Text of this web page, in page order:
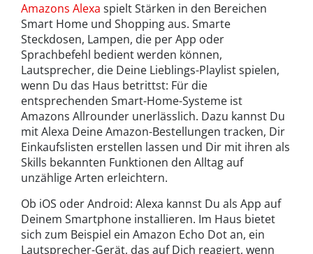
Amazons Alexa spielt Stärken in den Bereichen
Smart Home und Shopping aus. Smarte
Steckdosen, Lampen, die per App oder
Sprachbefehl bedient werden können,
Lautsprecher, die Deine Lieblings-Playlist spielen,
wenn Du das Haus betrittst: Für die
entsprechenden Smart-Home-Systeme ist
Amazons Allrounder unerlässlich. Dazu kannst Du
mit Alexa Deine Amazon-Bestellungen tracken, Dir
Einkaufslisten erstellen lassen und Dir mit ihren als
Skills bekannten Funktionen den Alltag auf
unzählige Arten erleichtern.
Ob iOS oder Android: Alexa kannst Du als App auf
Deinem Smartphone installieren. Im Haus bietet
sich zum Beispiel ein Amazon Echo Dot an, ein
Lautsprecher-Gerät, das auf Dich reagiert, wenn